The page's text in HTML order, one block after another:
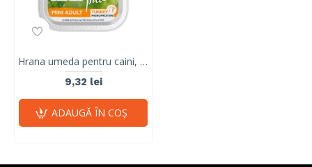
Hrana umeda pentru caini, adult, RAW PALEO PATE, curcan, 150 g
9,32 lei
ADAUGĂ ÎN COŞ